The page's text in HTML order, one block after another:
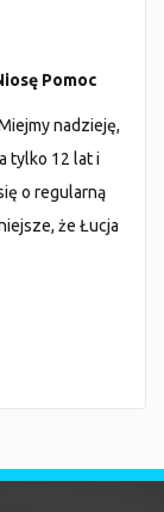
Pomoc
nadzieję,
tylko 12 lat i
o regularną
że Łucja